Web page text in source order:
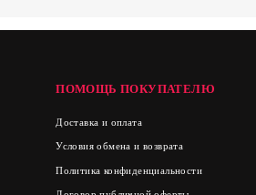
ПОМОЩЬ ПОКУПАТЕЛЮ
Доставка и оплата
Условия обмена и возврата
Политика конфиденциальности